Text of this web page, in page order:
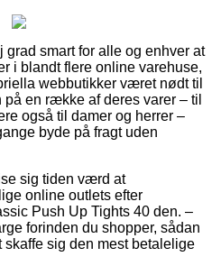
smart for alle og enhver at
i blandt flere online varehuse,
webbutikker været nødt til
en række af deres varer – til
også til damer og herrer –
byde på fragt uden
sig tiden værd at
online outlets efter
Push Up Tights 40 den. –
forinden du shopper, sådan
skaffe sig den mest betalelige